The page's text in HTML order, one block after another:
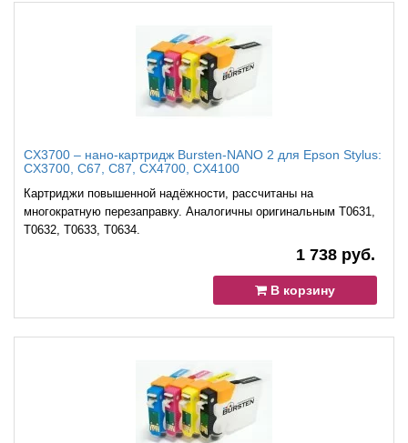
CX3700 – нано-картридж Bursten-NANO 2 для Epson Stylus:
CX3700, C67, C87, CX4700, CX4100
Картриджи повышенной надёжности, рассчитаны на
многократную перезаправку. Аналогичны оригинальным T0631,
T0632, T0633, T0634.
1 738 руб.
В корзину